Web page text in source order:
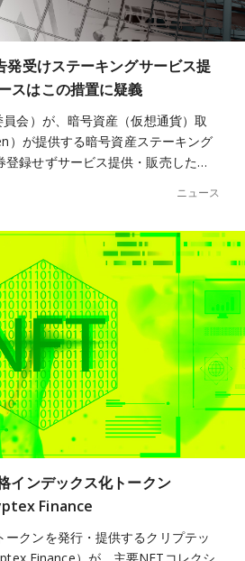
発受けステーキングサービス提
スはこの措置に疑義
会）が、暗号資産（仮想通貨）取
）が提供する暗号資産ステーキング
登録せずサービス提供・販売した…
ニュース
インデックス化トークン
Finance
クンを発行・提供するクリプテッ